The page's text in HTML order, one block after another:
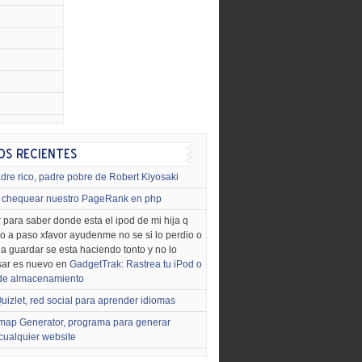
rico, padre pobre de Robert Kiyosaki
nuestro PageRank en php
para saber donde esta el ipod de mi hija q
a paso xfavor ayudenme no se si lo perdio o
guardar se esta haciendo tonto y no lo
es nuevo en GadgetTrak: Rastrea tu iPod o
almacenamiento
red social para aprender idiomas
Generator, programa para generar
website